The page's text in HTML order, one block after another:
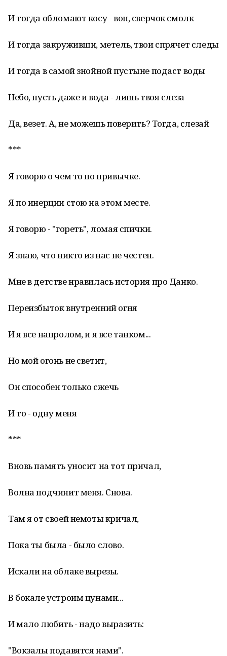
И тогда обломают косу - вон, сверчок смолк
И тогда закруживши, метель, твои спрячет следы
И тогда в самой знойной пустыне подаст воды
Небо, пусть даже и вода - лишь твоя слеза
Да, везет. А, не можешь поверить? Тогда, слезай
***
Я говорю о чем то по привычке.
Я по инерции стою на этом месте.
Я говорю - "гореть", ломая спички.
Я знаю, что никто из нас не честен.
Мне в детстве нравилась история про Данко.
Переизбыток внутренний огня
И я все напролом, и я все танком...
Но мой огонь не светит,
Он способен только сжечь
И то - одну меня
***
Вновь память уносит на тот причал,
Волна подчинит меня. Снова.
Там я от своей немоты кричал,
Пока ты была - было слово.
Искали на облаке вырезы.
В бокале устроим цунами...
И мало любить - надо выразить:
"Вокзалы подавятся нами".